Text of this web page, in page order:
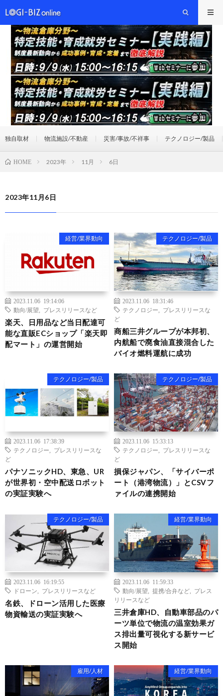
独自取材 物流施設/不動産 災害/事故/不祥事 テクノロジー/製品
HOME 2023年 11月 6日
2023年11月6日
経営/業界動向
2023.11.06 19:14:06
動向/展望
プレスリリースなど
楽天、日用品など当日配達可
能な直販ECショップ「楽天即
配マート」の運営開始
テクノロジー/製品
2023.11.06 18:31:46
テクノロジー
プレスリリースな
ど
商船三井グループが本邦初、
内航船で廃食油直接混合した
バイオ燃料運航に成功
テクノロジー/製品
2023.11.06 17:38:39
テクノロジー
プレスリリースな
ど
パナソニックHD、東急、UR
が世界初・空中配送ロボット
の実証実験へ
テクノロジー/製品
2023.11.06 15:33:13
テクノロジー
プレスリリースな
ど
損保ジャパン、「サイバーポ
ート（港湾物流）」とCSVフ
ァイルの連携開始
テクノロジー/製品
2023.11.06 16:19:55
ドローン
プレスリリースなど
名鉄、ドローン活用した医療
物資輸送の実証実験へ
経営/業界動向
2023.11.06 11:59:33
動向/展望
提携/合弁など
プレス
リリースなど
三井倉庫HD、自動車部品のパ
ーツ単位で物流の温室効果ガ
ス排出量可視化する新サービ
ス開始
雇用/人材 経営/業界動向